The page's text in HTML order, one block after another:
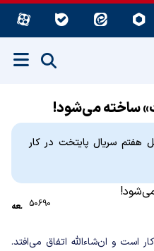
ساخته می‌شود!
هفتم سریال پایتخت در کار
50690جامعه
است و ان‌شاءالله اتفاق می‌افتد.